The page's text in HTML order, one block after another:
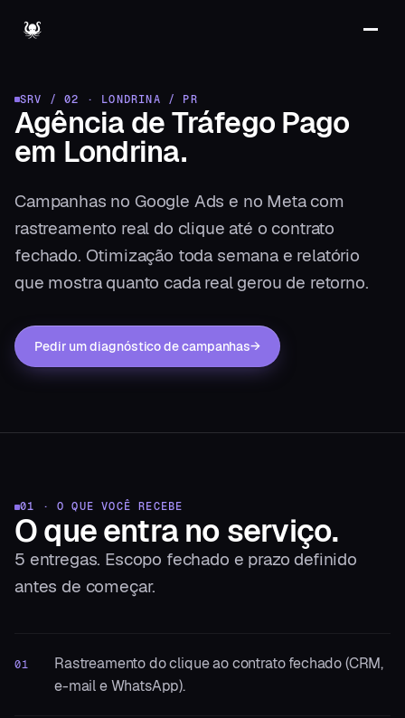
SRV / 02 · LONDRINA / PR
Agência de Tráfego Pago
em Londrina.
Campanhas no Google Ads e no Meta com
rastreamento real do clique até o contrato
fechado. Otimização toda semana e relatório
que mostra quanto cada real gerou de retorno.
Pedir um diagnóstico de campanhas→
01 · O QUE VOCÊ RECEBE
O que entrano serviço.
5 entregas. Escopo fechado e prazo definido
antes de começar.
01
Rastreamento do clique ao contrato fechado (CRM,
e-mail e WhatsApp).